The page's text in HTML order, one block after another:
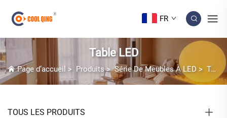
FR
Table LED
Page d’accueil > Produits>Série De Meubles À LED > Table LED
TOUS LES PRODUITS